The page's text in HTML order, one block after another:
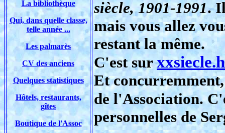
La bibliothèque
Qui, dans quelle classe,
telle année ...
Les palmarès
CV des anciens
Quelques statistiques
Hôtels, restaurants,
gîtes
Boutique de l'Assoc
siècle, 1901-1991.
mais vous allez
restant la même.
C'est sur
Et
de l'Association.
personnelles de